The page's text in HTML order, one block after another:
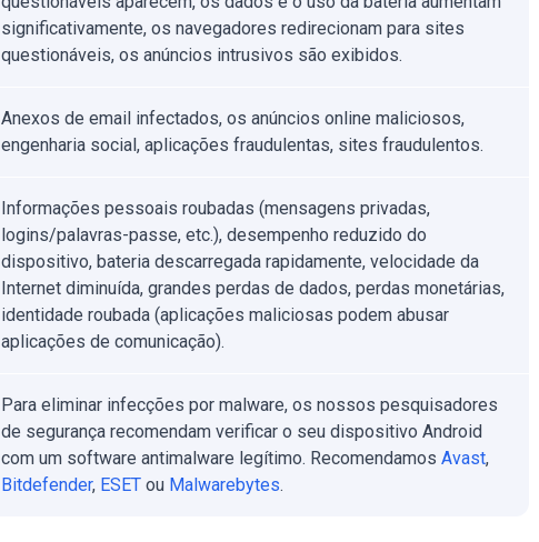
significativamente, os navegadores redirecionam para sites
questionáveis, os anúncios intrusivos são exibidos.
Anexos de email infectados, os anúncios online maliciosos,
engenharia social, aplicações fraudulentas, sites fraudulentos.
Informações pessoais roubadas (mensagens privadas,
logins/palavras-passe, etc.), desempenho reduzido do
dispositivo, bateria descarregada rapidamente, velocidade da
Internet diminuída, grandes perdas de dados, perdas monetárias,
identidade roubada (aplicações maliciosas podem abusar
aplicações de comunicação).
Para eliminar infecções por malware, os nossos pesquisadores
de segurança recomendam verificar o seu dispositivo Android
com um software antimalware legítimo. Recomendamos Avast,
Bitdefender, ESET ou Malwarebytes.